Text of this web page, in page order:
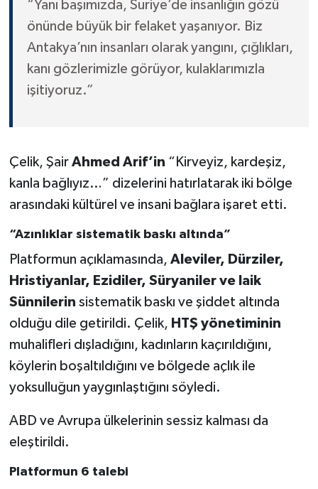
“Yanı başımızda, Suriye’de insanlığın gözü
önünde büyük bir felaket yaşanıyor. Biz
Antakya’nın insanları olarak yangını, çığlıkları,
kanı gözlerimizle görüyor, kulaklarımızla
işitiyoruz.”
Çelik, Şair Ahmed Arif’in “Kirveyiz, kardeşiz,
kanla bağlıyız…” dizelerini hatırlatarak iki bölge
arasındaki kültürel ve insani bağlara işaret etti.
“Azınlıklar sistematik baskı altında”
Platformun açıklamasında, Aleviler, Dürziler,
Hristiyanlar, Ezidiler, Süryaniler ve laik
Sünnilerin sistematik baskı ve şiddet altında
olduğu dile getirildi. Çelik, HTŞ yönetiminin
muhalifleri dışladığını, kadınların kaçırıldığını,
köylerin boşaltıldığını ve bölgede açlık ile
yoksulluğun yaygınlaştığını söyledi.
ABD ve Avrupa ülkelerinin sessiz kalması da
eleştirildi.
Platformun 6 talebi